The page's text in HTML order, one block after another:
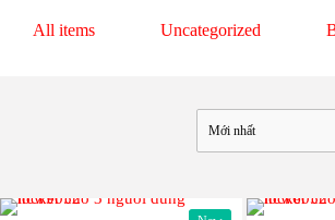
All items Uncategorized